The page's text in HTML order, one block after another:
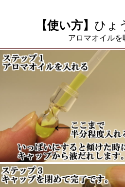
【使い方】 ひょ
アロマオイルを